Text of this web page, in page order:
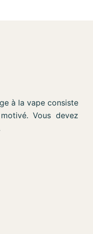
à la vape consiste
Vous devez